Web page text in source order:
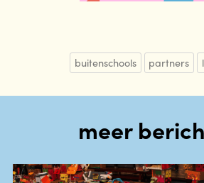
buitenschools partners
meer